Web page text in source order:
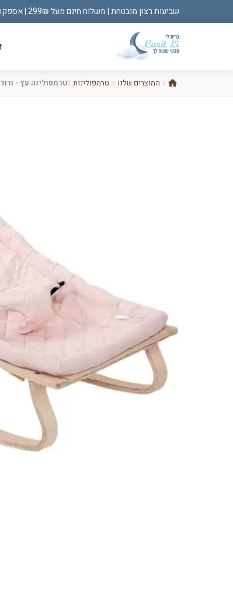
שביעות רצון מובטחת | משלוח חינם מעל 299₪ | אספקה תוך 48 שעות!
המוצרים שלנו טרמפולינות טרמפולינה עץ - ורוד